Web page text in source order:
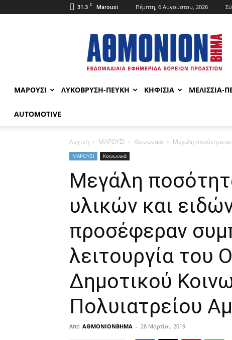
31.3 C Marousi Πέμπτη, 6 Αυγούστου, 2026
ΑΘΜΟΝΙΟΝ
ΒΗΜΑ
ΜΑΡΟΥΣΙ ΛΥΚΟΒΡΥΣΗ-ΠΕΥΚΗ ΚΗΦΙΣΙΑ ΜΕΛΙΣΣΙΑ-
AUTOMOTIVE
Αρχική ΜΑΡΟΥΣΙ Κοινωνικά Μεγάλη ποσότητα
ΜΑΡΟΥΣΙ Κοινωνικά
Μεγάλη
υλικών και
προσέφεραν
λειτουργία του
Δημοτικού
Πολυιατρείου
Από ΑΘΜΟΝΙΟΝΒΗΜΑ - 28 Μαρτίου 2019